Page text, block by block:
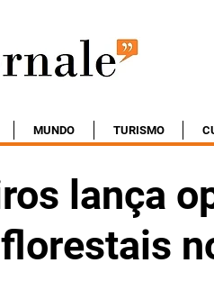
MUNDO TURISMO
lança